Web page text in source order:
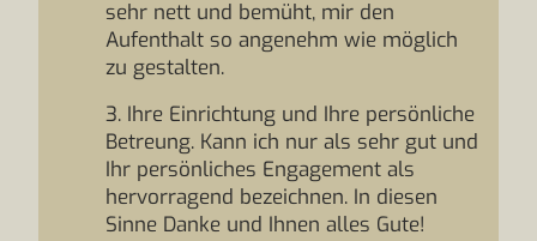
sehr nett und bemüht, mir den
Aufenthalt so angenehm wie möglich
zu gestalten.
3. Ihre Einrichtung und Ihre persönliche
Betreung. Kann ich nur als sehr gut und
Ihr persönliches Engagement als
hervorragend bezeichnen. In diesen
Sinne Danke und Ihnen alles Gute!